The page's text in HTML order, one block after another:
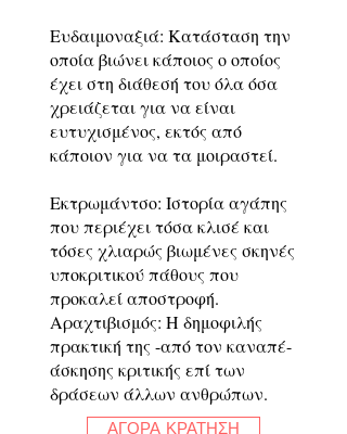
Ευδαιμοναξιά: Κατάσταση την
οποία βιώνει κάποιος ο οποίος
έχει στη διάθεσή του όλα όσα
χρειάζεται για να είναι
ευτυχισμένος, εκτός από
κάποιον για να τα μοιραστεί.
Εκτρωμάντσο: Ιστορία αγάπης
που περιέχει τόσα κλισέ και
τόσες χλιαρώς βιωμένες σκηνές
υποκριτικού πάθους που
προκαλεί αποστροφή.
Αραχτιβισμός: Η δημοφιλής
πρακτική της -από τον καναπέ-
άσκησης κριτικής επί των
δράσεων άλλων ανθρώπων.
ΑΓΟΡΑ ΚΡΑΤΗΣΗ